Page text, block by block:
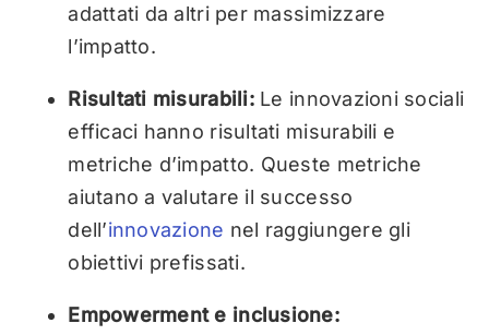
adattati da altri per massimizzare
l’impatto.
Risultati misurabili:Le innovazioni sociali
efficaci hanno risultati misurabili e
metriche d’impatto. Queste metriche
aiutano a valutare il successo
dell’innovazione nel raggiungere gli
obiettivi prefissati.
Empowerment e inclusione: